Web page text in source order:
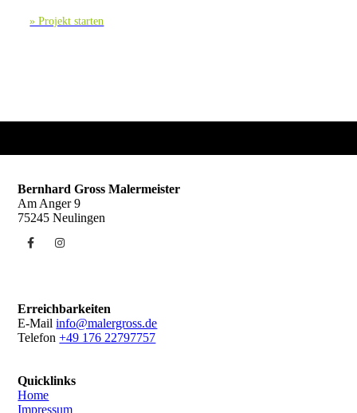
» Projekt starten
Bernhard Gross Malermeister
Am Anger 9
75245 Neulingen
Erreichbarkeiten
E-Mailinfo@malergross.de
Telefon+49 176 22797757
Quicklinks
Home
Impressum